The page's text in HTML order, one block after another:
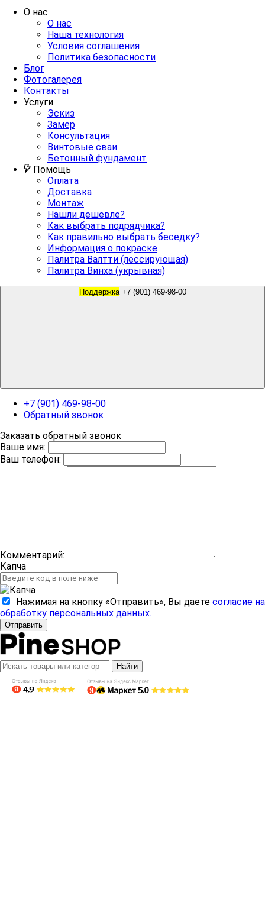
О нас
О нас
Наша технология
Условия соглашения
Политика безопасности
Блог
Фотогалерея
Контакты
Услуги
Эскиз
Замер
Консультация
Винтовые сваи
Бетонный фундамент
Помощь
Оплата
Доставка
Монтаж
Нашли дешевле?
Как выбрать подрядчика?
Как правильно выбрать беседку?
Информация о покраске
Палитра Валтти (лессирующая)
Палитра Винха (укрывная)
Поддержка +7 (901) 469-98-00
+7 (901) 469-98-00
Обратный звонок
Заказать обратный звонок
Ваше имя:
Ваш телефон:
Комментарий:
Капча
Нажимая на кнопку «Отправить», Вы даете согласие на
обработку персональных данных.
Отправить
Найти